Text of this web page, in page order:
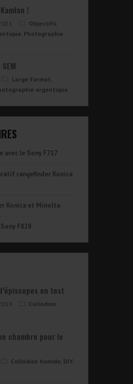
!
Objectifs
Photographie
Large format
argentique
avec le Sony F717
rangefinder Konica
Konica et Minolta
F828
en test
Collodion
chambre pour le
Collodion humide DIY